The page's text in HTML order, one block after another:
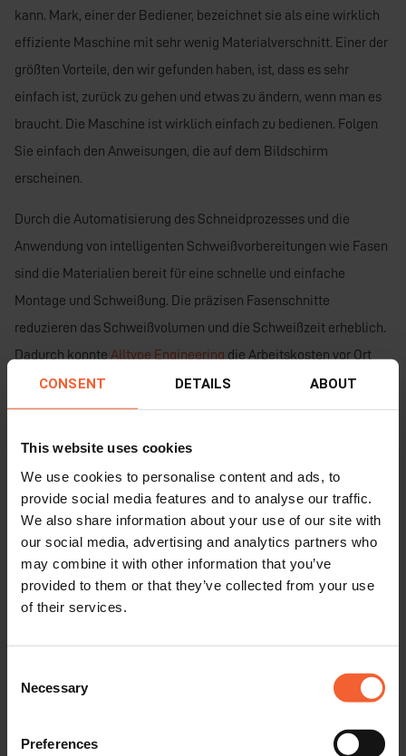
CONSENT DETAILS ABOUT
This website uses cookies
We use cookies to personalise content and ads, to
provide social media features and to analyse our traffic.
We also share information about your use of our site with
our social media, advertising and analytics partners who
may combine it with other information that you’ve
provided to them or that they’ve collected from your use
of their services.
Selection
Necessary
Preferences
kann. Mark, einer der Bediener, bezeichnet sie als eine wirklich
effiziente Maschine mit sehr wenig Materialverschnitt. Einer der
größten Vorteile, den wir gefunden haben, ist, dass es sehr
einfach ist, zurück zu gehen und etwas zu ändern, wenn man es
braucht. Die Maschine ist wirklich einfach zu bedienen. Folgen
Sie einfach den Anweisungen, die auf dem Bildschirm
erscheinen.
Durch die Automatisierung des Schneidprozesses und die
Anwendung von intelligenten Schweißvorbereitungen wie Fasen
sind die Materialien bereit für eine schnelle und einfache
Montage und Schweißung. Die präzisen Fasenschnitte
reduzieren das Schweißvolumen und die Schweißzeit erheblich.
Dadurch konnte Alltype Engineering die Arbeitskosten vor Ort
um 30% senken.
und ermöglichte es den Schweißern, das zu tun, was sie am
besten können: Schweißen.